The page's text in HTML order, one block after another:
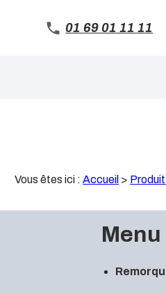
01 69 01 11 11
Vous êtes ici :Accueil >
Menu